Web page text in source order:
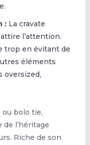
:La cravate
l’attention.
trop en évitant de
éléments
oversized,
ou bolo tie,
l’héritage
Riche de son